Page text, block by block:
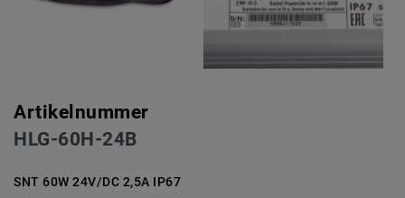
Artikelnummer
HLG-60H-24B
SNT 60W 24V/DC 2,5A IP67